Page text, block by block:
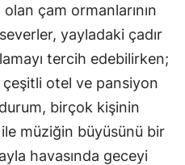
çam ormanlarının
yayladaki çadır
tercih edebilirken;
otel ve pansiyon
birçok kişinin
müziğin büyüsünü bir
havasında geceyi